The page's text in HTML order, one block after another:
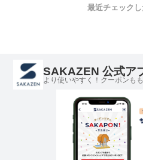
最近チェック
SAKAZEN 公式ア
より使いやすく！クーポンも